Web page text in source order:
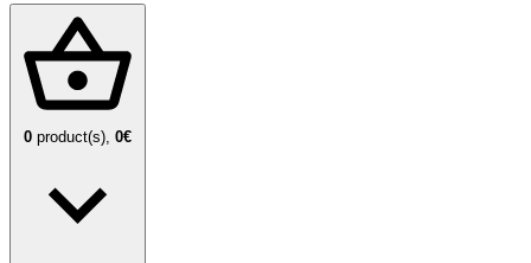
0 product(s), 0€